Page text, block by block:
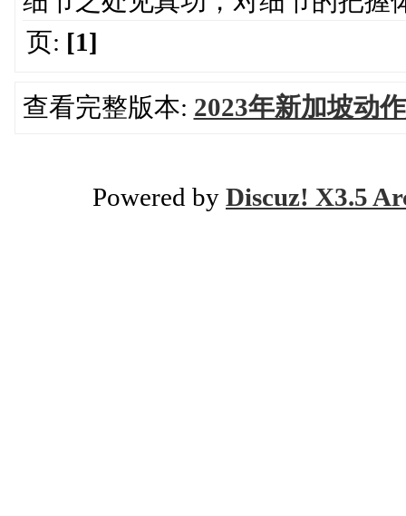
页: [1]
查看完整版本: 2023年新加坡动
Powered by Discuz! X3.5